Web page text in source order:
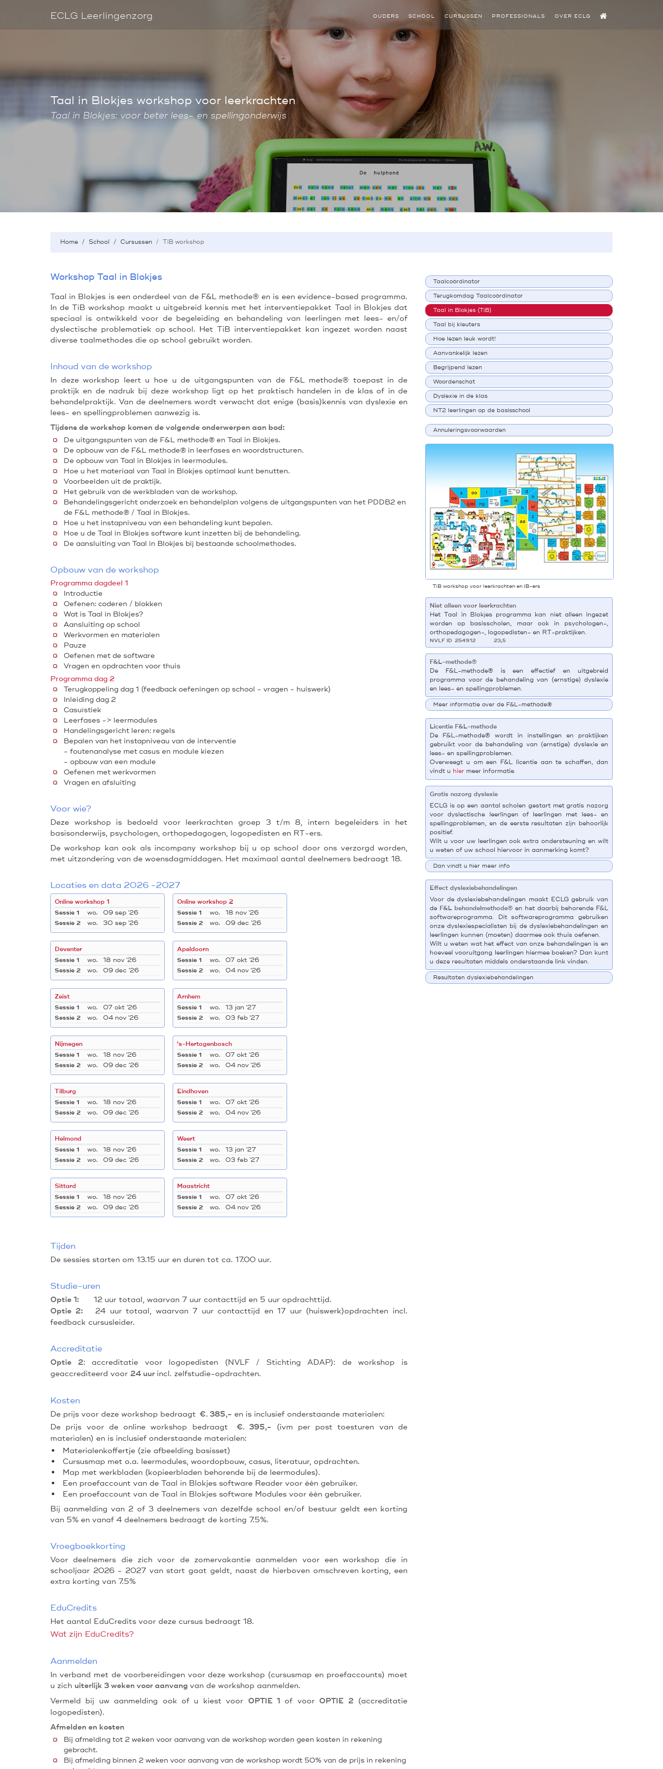
ECLG Leerlingenzorg OUDERS SCHOOL CURSUSSEN PROFESSIONALS OVER ECLG
Taal in Blokjes workshop voor leerkrachten
Taal in Blokjes: voor beter lees- en spellingonderwijs
Home School Cursussen TiB workshop
Workshop Taal in Blokjes
Taal in Blokjes is een onderdeel van de F&L methode® en is een evidence-based programma.
In de TiB workshop maakt u uitgebreid kennis met het interventiepakket Taal in Blokjes dat
speciaal is ontwikkeld voor de begeleiding en behandeling van leerlingen met lees- en/of
dyslectische problematiek op school. Het TiB interventiepakket kan ingezet worden naast
diverse taalmethodes die op school gebruikt worden.
Inhoud van de workshop
In deze workshop leert u hoe u de uitgangspunten van de F&L methode® toepast in de
praktijk en de nadruk bij deze workshop ligt op het praktisch handelen in de klas of in de
behandelpraktijk. Van de deelnemers wordt verwacht dat enige (basis)kennis van dyslexie en
lees- en spellingproblemen aanwezig is.
Tijdens de workshop komen de volgende onderwerpen aan bod:
De uitgangspunten van de F&L methode® en Taal in Blokjes.
De opbouw van de F&L methode® in leerfases en woordstructuren.
De opbouw van Taal in Blokjes in leermodules.
Hoe u het materiaal van Taal in Blokjes optimaal kunt benutten.
Voorbeelden uit de praktijk.
Het gebruik van de werkbladen van de workshop.
Behandelingsgericht onderzoek en behandelplan volgens de uitgangspunten van het PDDB2 en
de F&L methode® / Taal in Blokjes.
Hoe u het instapniveau van een behandeling kunt bepalen.
Hoe u de Taal in Blokjes software kunt inzetten bij de behandeling.
De aansluiting van Taal in Blokjes bij bestaande schoolmethodes.
Opbouw van de workshop
Programma dagdeel 1
Introductie
Oefenen: coderen / blokken
Wat is Taal in Blokjes?
Aansluiting op school
Werkvormen en materialen
Pauze
Oefenen met de software
Vragen en opdrachten voor thuis
Programma dag 2
Terugkoppeling dag 1 (feedback oefeningen op school - vragen - huiswerk)
Inleiding dag 2
Casuïstiek
Leerfases -> leermodules
Handelingsgericht leren: regels
Bepalen van het instapniveau van de interventie
- foutenanalyse met casus en module kiezen
- opbouw van een module
Oefenen met werkvormen
Vragen en afsluiting
Voor wie?
Deze workshop is bedoeld voor leerkrachten groep 3 t/m 8, intern begeleiders in het
basisonderwijs, psychologen, orthopedagogen, logopedisten en RT-ers.
De workshop kan ook als incompany workshop bij u op school door ons verzorgd worden,
met uitzondering van de woensdagmiddagen. Het maximaal aantal deelnemers bedraagt 18.
Locaties en data 2026 -2027
Online workshop 1
Sessie 1
wo. 09 sep '26
Sessie 2 wo. 30 sep '26
Online workshop 2
Sessie 1
wo. 18 nov '26
Sessie 2 wo. 09 dec '26
Deventer
Sessie 1
wo. 18 nov '26
Sessie 2 wo. 09 dec '26
Apeldoorn
Sessie 1
wo. 07 okt '26
Sessie 2 wo. 04 nov '26
Zeist
Sessie 1
wo. 07 okt '26
Sessie 2 wo. 04 nov '26
Arnhem
Sessie 1
wo. 13 jan '27
Sessie 2 wo. 03 feb '27
Nijmegen
Sessie 1
wo. 18 nov '26
Sessie 2 wo. 09 dec '26
's-Hertogenbosch
Sessie 1
wo. 07 okt '26
Sessie 2 wo. 04 nov '26
Tilburg
Sessie 1
wo. 18 nov '26
Sessie 2 wo. 09 dec '26
Eindhoven
Sessie 1
wo. 07 okt '26
Sessie 2 wo. 04 nov '26
Helmond
Sessie 1
wo. 18 nov '26
Sessie 2 wo. 09 dec '26
Weert
Sessie 1
wo. 13 jan '27
Sessie 2 wo. 03 feb '27
Sittard
Sessie 1
wo. 18 nov '26
Sessie 2 wo. 09 dec '26
Maastricht
Sessie 1
wo. 07 okt '26
Sessie 2 wo. 04 nov '26
Tijden
De sessies starten om 13.15 uur en duren tot ca. 17.00 uur.
Studie-uren
Optie 1: 12 uur totaal, waarvan 7 uur contacttijd en 5 uur opdrachttijd.
Optie 2:24 uur totaal, waarvan 7 uur contacttijd en 17 uur (huiswerk)opdrachten incl.
feedback cursusleider.
Accreditatie
Optie 2: accreditatie voor logopedisten (NVLF / Stichting ADAP): de workshop is
geaccrediteerd voor 24 uur incl. zelfstudie-opdrachten.
Kosten
De prijs voor deze workshop bedraagt €. 385,- en is inclusief onderstaande materialen:
De prijs voor de online workshop bedraagt €. 395,-
(ivm per post toesturen van de
materialen) en is inclusief onderstaande materialen:
Materialenkoffertje (zie afbeelding basisset)
Cursusmap met o.a. leermodules, woordopbouw, casus, literatuur, opdrachten.
Map met werkbladen (kopieerbladen behorende bij de leermodules).
Een proefaccount van de Taal in Blokjes software Reader voor één gebruiker.
Een proefaccount van de Taal in Blokjes software Modules voor één gebruiker.
Bij aanmelding van 2 of 3 deelnemers van dezelfde school en/of bestuur geldt een korting
van 5% en vanaf 4 deelnemers bedraagt de korting 7.5%.
Vroegboekkorting
Voor deelnemers die zich voor de zomervakantie aanmelden voor een workshop die in
schooljaar 2026 - 2027 van start gaat geldt, naast de hierboven omschreven korting, een
extra korting van 7.5%
EduCredits
Het aantal EduCredits voor deze cursus bedraagt 18.
Wat zijn EduCredits?
Aanmelden
In verband met de voorbereidingen voor deze workshop (cursusmap en proefaccounts) moet
u zich uiterlijk 3 weken voor aanvang van de workshop aanmelden.
Vermeld bij uw aanmelding ook of u kiest voor OPTIE 1 of voorOPTIE 2 (accreditatie
logopedisten).
Afmelden en kosten
Bij afmelding tot 2 weken voor aanvang van de workshop worden geen kosten in rekening
gebracht.
Bij afmelding binnen 2 weken voor aanvang van de workshop wordt 50% van de prijs in rekening
Taalcoördinator
Terugkomdag Taalcoördinator
Taal in Blokjes (TiB)
Taal bij kleuters
Hoe lezen leuk wordt!
Aanvankelijk lezen
Begrijpend lezen
Woordenschat
Dyslexie in de klas
NT2 leerlingen op de basisschool
Annuleringsvoorwaarden
TiB workshop voor leerkrachten en IB-ers
Niet alleen voor leerkrachten
Het Taal in Blokjes programma kan niet alleen ingezet
worden op basisscholen, maar ook in psychologen-,
orthopedagogen-, logopedisten- en RT-praktijken.
NVLF ID 254912 23,5
F&L-methode®
De F&L-methode® is een effectief en uitgebreid
programma voor de behandeling van (ernstige) dyslexie
en lees- en spellingproblemen.
Meer informatie over de F&L-methode®
Licentie F&L-methode
De F&L-methode® wordt in instellingen en praktijken
gebruikt voor de behandeling van (ernstige) dyslexie en
lees- en spellingproblemen.
Overweegt u om een F&L licentie aan te schaffen, dan
vindt u hier meer informatie.
Gratis nazorg dyslexie
ECLG is op een aantal scholen gestart met gratis nazorg
voor dyslectische leerlingen of leerlingen met lees- en
spellingproblemen, en de eerste resultaten zijn behoorlijk
positief.
Wilt u voor uw leerlingen ook extra ondersteuning en wilt
u weten of uw school hiervoor in aanmerking komt?
Dan vindt u hier meer info
Effect dyslexiebehandelingen
Voor de dyslexiebehandelingen maakt ECLG gebruik van
de F&L behandelmethode® en het daarbij behorende F&L
softwareprogramma. Dit softwareprogramma gebruiken
onze dyslexiespecialisten bij de dyslexiebehandelingen en
leerlingen kunnen (moeten) daarmee ook thuis oefenen.
Wilt u weten wat het effect van onze behandelingen is en
hoeveel vooruitgang leerlingen hiermee boeken? Dan kunt
u deze resultaten middels onderstaande link vinden.
Resultaten dyslexiebehandelingen